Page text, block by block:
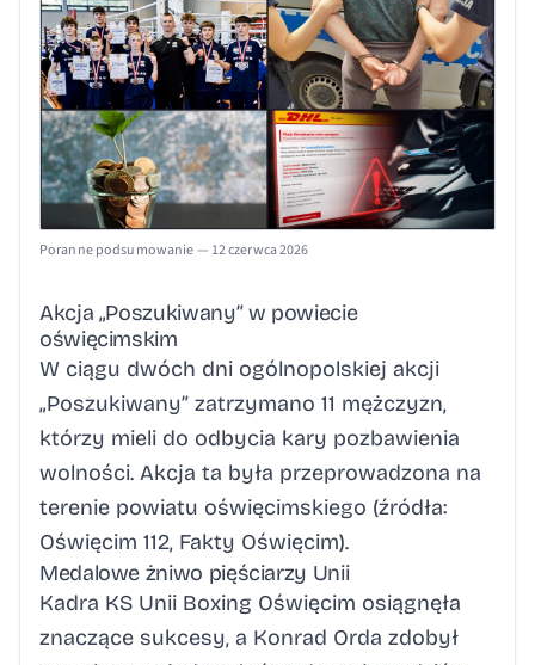
Poranne podsumowanie — 12 czerwca 2026
Akcja „Poszukiwany” w powiecie
oświęcimskim
W ciągu dwóch dni ogólnopolskiej akcji
„Poszukiwany” zatrzymano 11 mężczyzn,
którzy mieli do odbycia kary pozbawienia
wolności. Akcja ta była przeprowadzona na
terenie powiatu oświęcimskiego (źródła:
Oświęcim 112, Fakty Oświęcim).
Medalowe żniwo pięściarzy Unii
Kadra KS Unii Boxing Oświęcim osiągnęła
znaczące sukcesy, a Konrad Orda zdobył